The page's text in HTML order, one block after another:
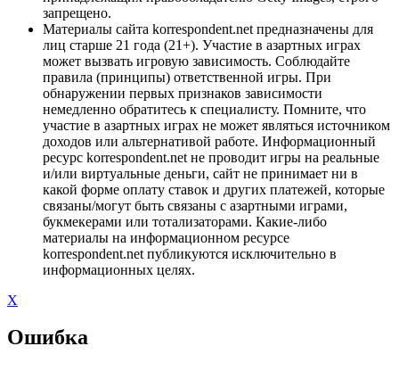
запрещено.
Материалы сайта korrespondent.net предназначены для
лиц старше 21 года (21+). Участие в азартных играх
может вызвать игровую зависимость. Соблюдайте
правила (принципы) ответственной игры. При
обнаружении первых признаков зависимости
немедленно обратитесь к специалисту. Помните, что
участие в азартных играх не может являться источником
доходов или альтернативой работе. Информационный
ресурс korrespondent.net не проводит игры на реальные
и/или виртуальные деньги, сайт не принимает ни в
какой форме оплату ставок и других платежей, которые
связаны/могут быть связаны с азартными играми,
букмекерами или тотализаторами. Какие-либо
материалы на информационном ресурсе
korrespondent.net публикуются исключительно в
информационных целях.
X
Ошибка